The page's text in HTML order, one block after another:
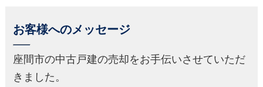
お客様へのメッセージ
座間市の中古戸建の売却をお手伝いさせていただ
きました。